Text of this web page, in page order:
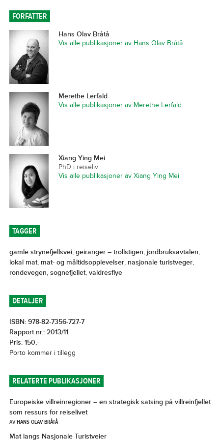
FORFATTER
Hans Olav Bråtå
Vis alle publikasjoner av Hans Olav Bråtå
Merethe Lerfald
Vis alle publikasjoner av Merethe Lerfald
Xiang Ying Mei
PhD i reiseliv
Vis alle publikasjoner av Xiang Ying Mei
TAGGER
gamle strynefjellsvei, geiranger – trollstigen, jordbruksavtalen,
lokal mat, mat- og måltidsopplevelser, nasjonale turistveger,
rondevegen, sognefjellet, valdresflye
DETALJER
ISBN: 978-82-7356-727-7
Rapport nr.: 2013/11
Pris: 150,-
Porto kommer i tillegg
RELATERTE PUBLIKASJONER
Europeiske villreinregioner – en strategisk satsing på villreinfjellet
som ressurs for reiselivet
AVHANS OLAV BRÅTÅ
Mat langs Nasjonale Turistveier